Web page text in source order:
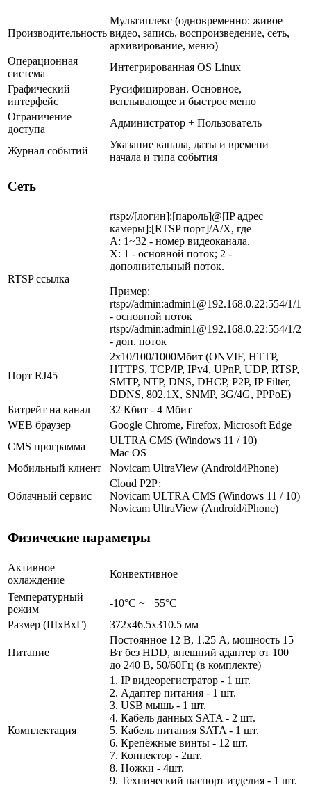
Производительность
Мультиплекс (одновременно: живое
видео, запись, воспроизведение, сеть,
архивирование, меню)
Операционная
система
Интегрированная OS Linux
Графический
интерфейс
Русифицирован. Основное,
всплывающее и быстрое меню
Ограничение
доступа
Администратор + Пользователь
Журнал событий
Указание канала, даты и времени
начала и типа события
Сеть
RTSP ссылка
rtsp://[логин]:[пароль]@[IP адрес
камеры]:[RTSP порт]/A/X, где
A: 1~32 - номер видеоканала.
X: 1 - основной поток; 2 -
дополнительный поток.
Пример:
rtsp://admin:admin1@192.168.0.22:554/1/1
- основной поток
rtsp://admin:admin1@192.168.0.22:554/1/2
- доп. поток
Порт RJ45
2х10/100/1000Мбит (ONVIF, HTTP,
HTTPS, TCP/IP, IPv4, UPnP, UDP, RTSP,
SMTP, NTP, DNS, DHCP, P2P, IP Filter,
DDNS, 802.1X, SNMP, 3G/4G, PPPoE)
Битрейт на канал
32 Кбит - 4 Мбит
WEB браузер
Google Chrome, Firefox, Microsoft Edge
CMS программа
ULTRA CMS (Windows 11 / 10)
Mac OS
Мобильный клиент
Novicam UltraView (Android/iPhone)
Облачный сервис
Cloud Р2Р:
Novicam ULTRA CMS (Windows 11 / 10)
Novicam UltraView (Android/iPhone)
Физические параметры
Активное
охлаждение
Конвективное
Температурный
режим
-10°C ~ +55°C
Размер (ШxВxГ)
372x46.5x310.5 мм
Питание
Постоянное 12 В, 1.25 А, мощность 15
Вт без HDD, внешний адаптер от 100
до 240 В, 50/60Гц (в комплекте)
Комплектация
1. IP видеорегистратор - 1 шт.
2. Адаптер питания - 1 шт.
3. USB мышь - 1 шт.
4. Кабель данных SATA - 2 шт.
5. Кабель питания SATA - 1 шт.
6. Крепёжные винты - 12 шт.
7. Коннектор - 2шт.
8. Ножки - 4шт.
9. Технический паспорт изделия - 1 шт.